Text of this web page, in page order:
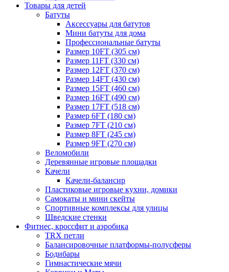
Товары для детей
Батуты
Аксессуары для батутов
Мини батуты для дома
Профессиональные батуты
Размер 10FT (305 см)
Размер 11FT (330 см)
Размер 12FT (370 см)
Размер 14FT (430 см)
Размер 15FT (460 см)
Размер 16FT (490 см)
Размер 17FT (518 см)
Размер 6FT (180 см)
Размер 7FT (210 см)
Размер 8FT (245 см)
Размер 9FT (270 см)
Веломобили
Деревянные игровые площадки
Качели
Качели-балансир
Пластиковые игровые кухни, домики
Самокаты и мини скейты
Спортивные комплексы для улицы
Шведские стенки
Фитнес, кроссфит и аэробика
TRX петли
Балансировочные платформы-полусферы
Бодибары
Гимнастические мячи